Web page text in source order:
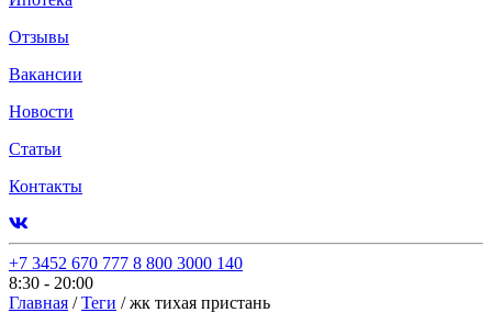
Отзывы
Вакансии
Новости
Статьи
Контакты
+7 3452 670 777 8 800 3000 140
8:30 - 20:00
Главная / Теги / жк тихая пристань